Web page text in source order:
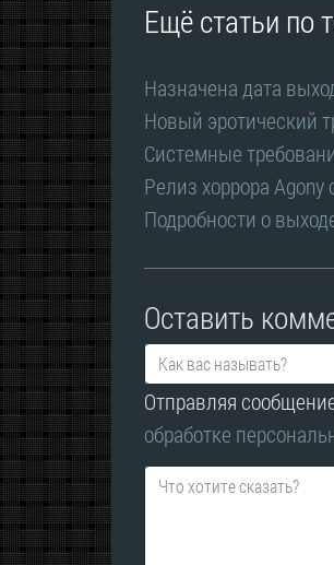
Ещё статьи по
Назначена дата
Новый эротический
Системные
Релиз хоррора Agony
Подробности о
Оставить
Отправляя
обработке